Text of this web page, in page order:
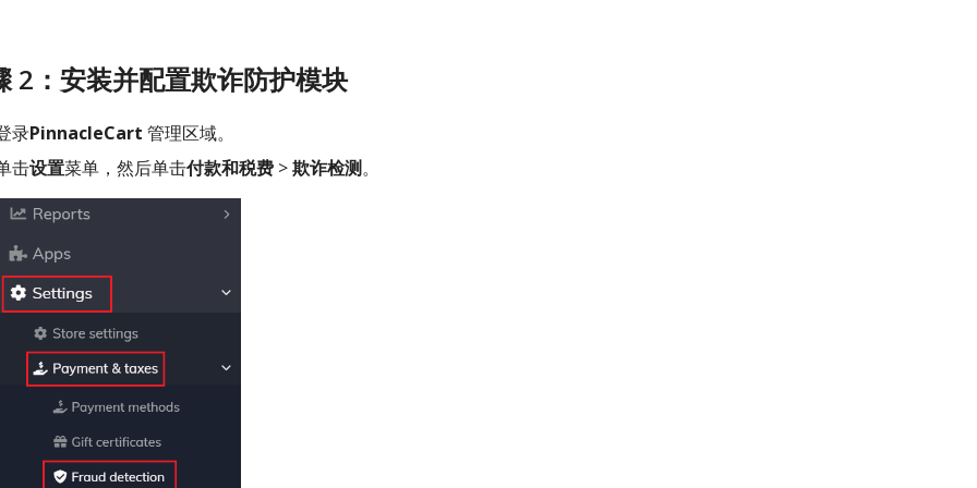
2：安装并配置欺诈防护模块
录PinnacleCart 管理区域。
击设置菜单，然后单击付款和税费 >欺诈检测。